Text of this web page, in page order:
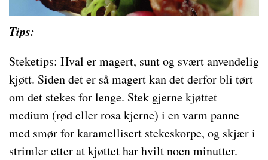
Tips:
Steketips: Hval er magert, sunt og svært anvendelig
kjøtt. Siden det er så magert kan det derfor bli tørt
om det stekes for lenge. Stek gjerne kjøttet
medium (rød eller rosa kjerne) i en varm panne
med smør for karamellisert stekeskorpe, og skjær i
strimler etter at kjøttet har hvilt noen minutter.